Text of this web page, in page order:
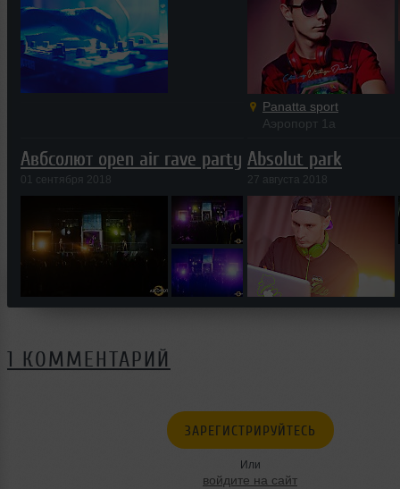
Panatta sport
Аэропорт 1а
Авбсолют open air rave party
01 сентября 2018
Absolut park
27 августа 2018
1 КОММЕНТАРИЙ
ЗАРЕГИСТРИРУЙТЕСЬ
Или
войдите на сайт